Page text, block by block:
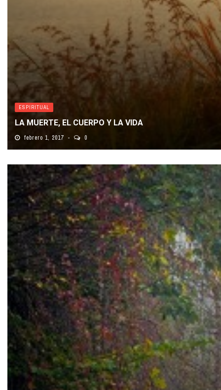
ESPIRITUAL
LA MUERTE, EL CUERPO Y LA VIDA
febrero 1, 2017 0